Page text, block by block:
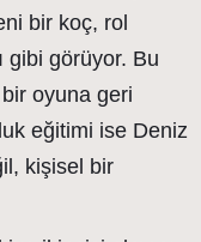
bir koç, rol
gibi görüyor. Bu
oyuna geri
eğitimi ise Deniz
kişisel bir